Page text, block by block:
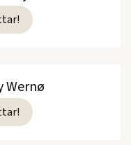
Wernø